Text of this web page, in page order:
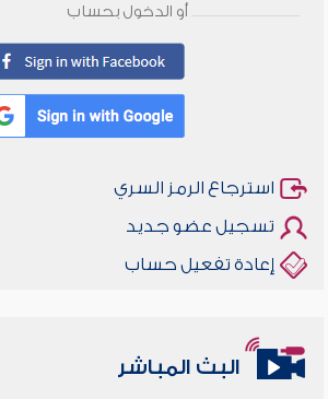
أو الدخول بحساب
استرجاع الرمز السري
تسجيل عضو جديد
إعادة تفعيل حساب
البث المباشر